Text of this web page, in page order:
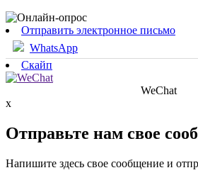
Отправить электронное письмо
WhatsApp
Скайп
WeChat
x
Отправьте нам свое
Напишите здесь свое сообщение и